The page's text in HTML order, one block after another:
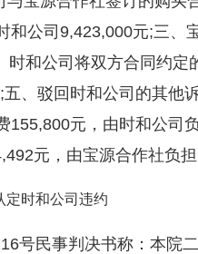
和公司9,423,000元;三、
和公司将双方合同约定
、驳回时和公司的其他
155,800元，由时和公司
元，由宝源合作社负担
定时和公司违约
号民事判决书称：本院